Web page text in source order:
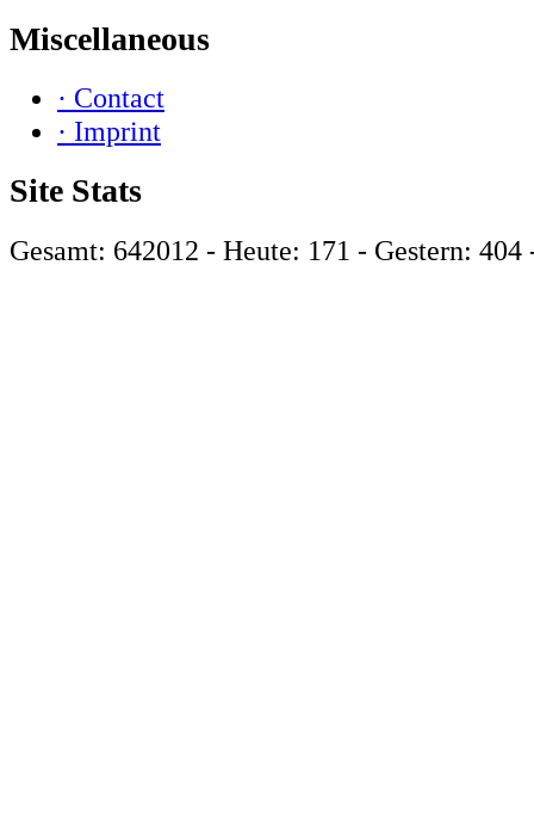
Miscellaneous
· Contact
· Imprint
Site Stats
Gesamt: 642012 - Heute: 171 - Gestern: